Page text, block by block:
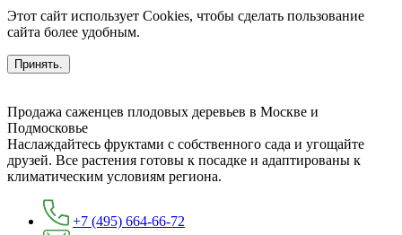
Этот сайт использует Cookies, чтобы сделать пользование
сайта более удобным.
Принять.
Продажа саженцев плодовых деревьев в Москве и
Подмосковье
Наслаждайтесь фруктами с собственного сада и угощайте
друзей. Все растения готовы к посадке и адаптированы к
климатическим условиям региона.
+7 (495) 664-66-72